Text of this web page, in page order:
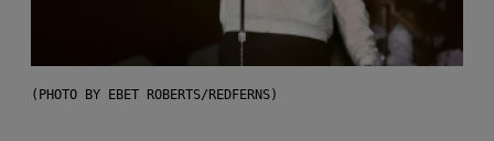
(PHOTO BY EBET ROBERTS/REDFERNS)